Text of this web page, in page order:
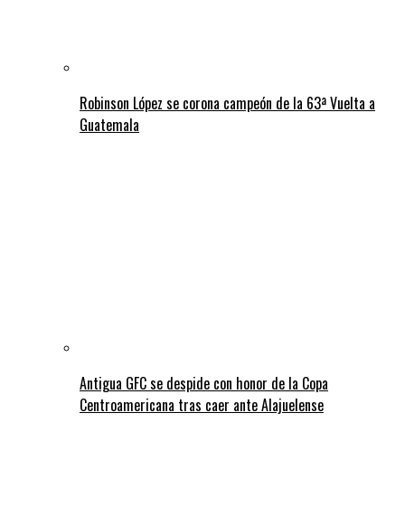
Robinson López se corona campeón de la 63ª Vuelta a
Guatemala
Antigua GFC se despide con honor de la Copa
Centroamericana tras caer ante Alajuelense